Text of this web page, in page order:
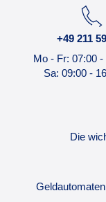
+49 211
Mo - Fr: 07:00 -
Sa: 09:00 -
Die